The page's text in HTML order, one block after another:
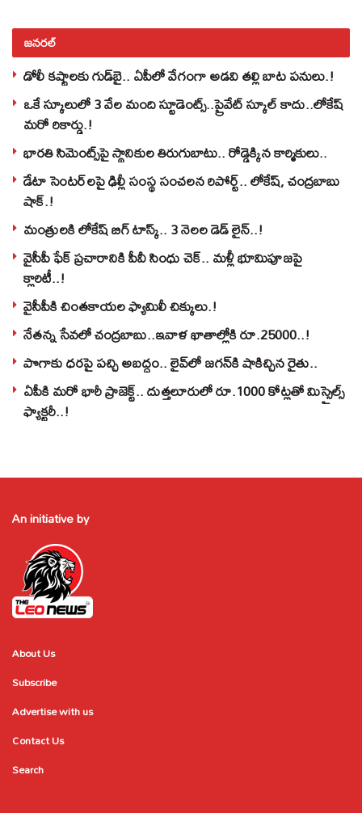
జనరల్
డోలీ కష్టాలకు గుడ్‌బై.. ఏపీలో వేగంగా అడవి తల్లి బాట పనులు.!
ఒకే స్కూలులో 3 వేల మంది స్టూడెంట్స్‌..ప్రైవేట్‌ స్కూల్‌ కాదు..లోకేష్
మరో రికార్డు.!
భారతి సిమెంట్స్‌పై స్థానికుల తిరుగుబాటు.. రోడ్డెక్కిన కార్మికులు..
డేటా సెంటర్‌లపై ఢిల్లీ సంస్థ సంచలన రిపోర్ట్.. లోకేష్‌, చంద్రబాబు
షాక్‌.!
మంత్రులకి లోకేష్‌ బిగ్‌ టాస్క్‌.. 3 నెలల డెడ్‌ లైన్‌..!
వైసీపీ ఫేక్ ప్రచారానికి పీవీ సింధు చెక్.. మళ్లీ భూమిపూజపై
క్లారిటీ..!
వైసీపీకి చింతకాయల ఫ్యామిలీ చిక్కులు.!
నేతన్న సేవలో చంద్రబాబు..ఇవాళ ఖాతాల్లోకి రూ.25000..!
పొగాకు ధరపై పచ్చి అబద్దం.. లైవ్‌లో జగన్‌కి షాకిచ్చిన రైతు..
ఏపీకి మరో భారీ ప్రాజెక్ట్.. దుత్తలూరులో రూ.1000 కోట్లతో మిస్సైల్స్
ఫ్యాక్టరీ..!
An initiative by
About Us
Subscribe
Advertise with us
Contact Us
Search